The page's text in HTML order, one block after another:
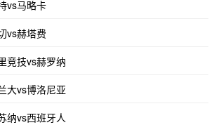
vs马略卡
vs赫塔费
竞技vs赫罗纳
大vs博洛尼亚
纳vs西班牙人